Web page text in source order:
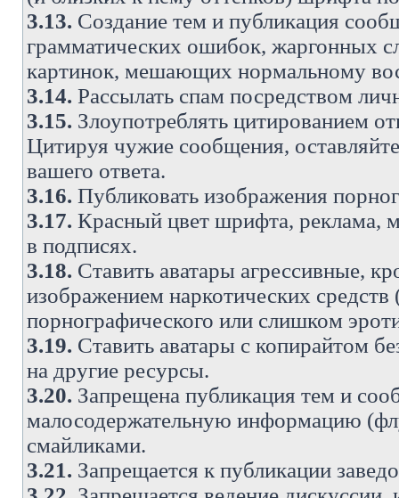
3.13. Создание тем и публикация
грамматических ошибок, жаргонных
картинок, мешающих нормальному
3.14. Рассылать спам посредством
3.15. Злоупотреблять цитированием
Цитируя чужие сообщения,
вашего ответа.
3.16. Публиковать изображения
3.17. Красный цвет шрифта, реклама,
в подписях.
3.18. Ставить аватары агрессивные,
изображением наркотических
порнографического или слишком
3.19. Ставить аватары с копирайтом
на другие ресурсы.
3.20. Запрещена публикация тем и
малосодержательную информацию
смайликами.
3.21. Запрещается к публикации